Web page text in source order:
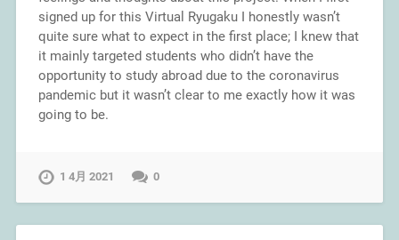
signed up for this Virtual Ryugaku I honestly wasn’t
quite sure what to expect in the first place; I knew that
it mainly targeted students who didn’t have the
opportunity to study abroad due to the coronavirus
pandemic but it wasn’t clear to me exactly how it was
going to be.
1 4月 2021 0